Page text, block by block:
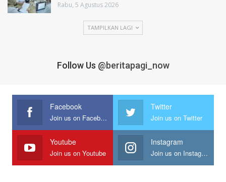
Rabu, 5 Agustus 2026
TAMPILKAN LAGI
Follow Us @beritapagi_now
Facebook
Join us on Facebook
Twitter
Join us on Twitter
Youtube
Join us on Youtube
Instagram
Join us on Instagram